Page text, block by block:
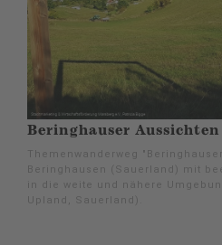
Beringhauser Aussichten
Themenwanderweg
Beringhausen (Sauerland) mit
in die weite und nähere
Upland, Sauerland).